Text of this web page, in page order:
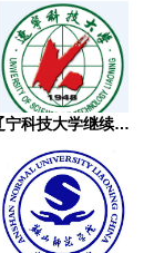
辽宁科技大学继续教育学院成人高考